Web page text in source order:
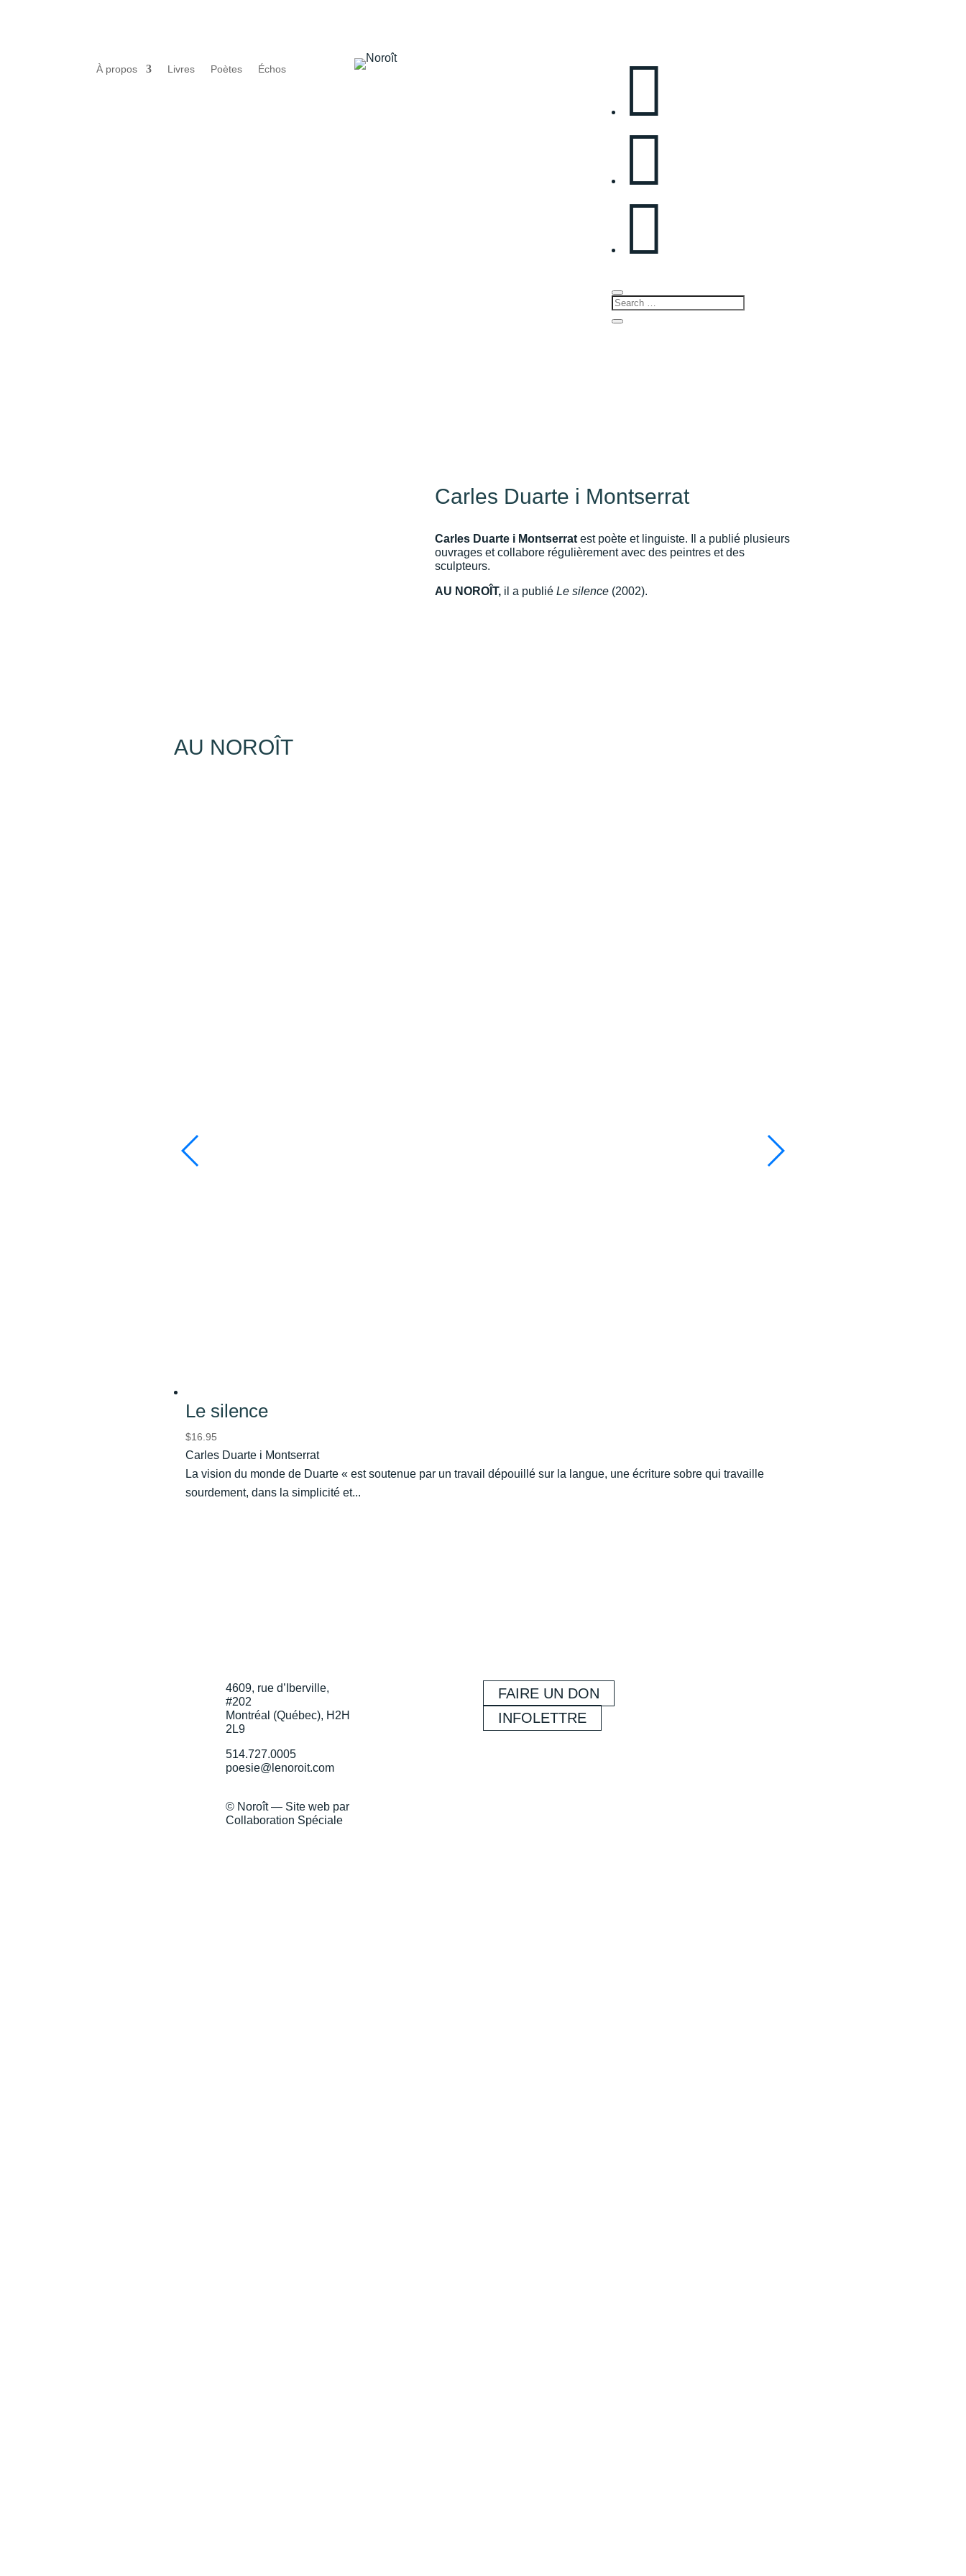
À propos Livres Poètes Échos



Carles Duarte i Montserrat
Carles Duarte i Montserratest poète et linguiste. Il a publié plusieurs
ouvrages et collabore régulièrement avec des peintres et des
sculpteurs.
AU NOROÎT,il a publié Le silence(2002).
AU NOROÎT
Le silence
$16.95
Carles Duarte i Montserrat
La vision du monde de Duarte « est soutenue par un travail dépouillé sur la langue, une écriture sobre qui travaille
sourdement, dans la simplicité et...
4609, rue d’Iberville,
#202
Montréal (Québec), H2H
2L9
514.727.0005
poesie@lenoroit.com
© Noroît — Site web par
Collaboration Spéciale
FAIRE UN DON
INFOLETTRE